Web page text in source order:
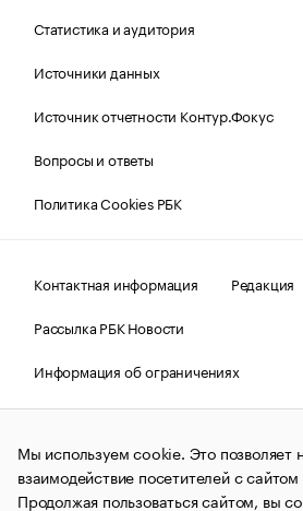
Статистика и аудитория
Источники данных
Источник отчетности Контур.Фокус
Вопросы и ответы
Политика Cookies РБК
Контактная информация
Редакция
Рассылка РБК Новости
Информация об ограничениях
Правовая информация
О
© АО «РОСБИЗНЕСКОНСАЛТИНГ»,
и материалы информационного
(зарегистрировано Федеральной
Мы используем cookie. Это позволяет
взаимодействие посетителей с
Продолжая пользоваться сайтом, вы